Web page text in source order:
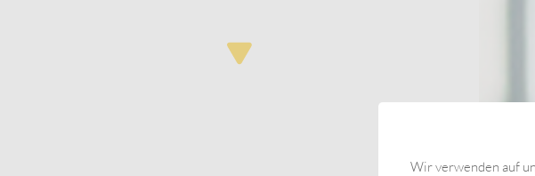
Wir verwenden auf